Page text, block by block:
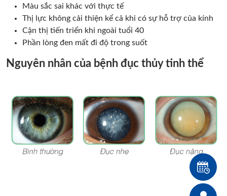
Màu sắc sai khác với thực tế
Thị lực không cải thiện kể cả khi có sự hỗ trợ của kính
Cận thị tiến triển khi ngoài tuổi 40
Phần lòng đen mất đi độ trong suốt
Nguyên nhân của bệnh đục thủy tinh thể